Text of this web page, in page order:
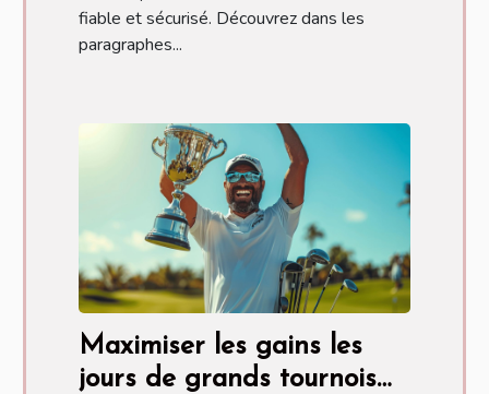
fiable et sécurisé. Découvrez dans les
paragraphes...
Maximiser les gains les
jours de grands tournois